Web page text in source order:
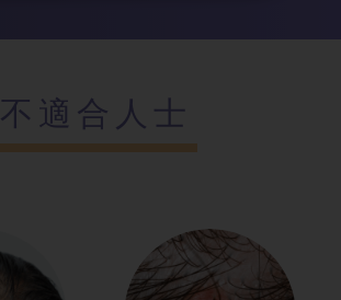
不適合人士